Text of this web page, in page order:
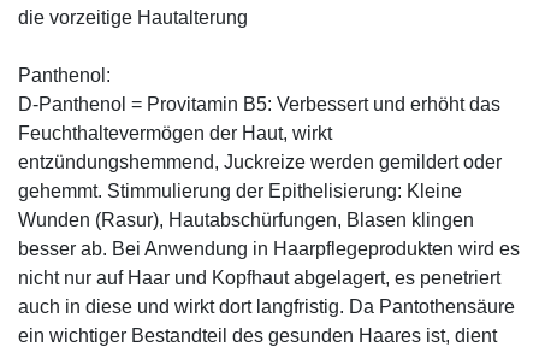
die vorzeitige Hautalterung
Panthenol:
D-Panthenol = Provitamin B5: Verbessert und erhöht das
Feuchthaltevermögen der Haut, wirkt
entzündungshemmend, Juckreize werden gemildert oder
gehemmt. Stimmulierung der Epithelisierung: Kleine
Wunden (Rasur), Hautabschürfungen, Blasen klingen
besser ab. Bei Anwendung in Haarpflegeprodukten wird es
nicht nur auf Haar und Kopfhaut abgelagert, es penetriert
auch in diese und wirkt dort langfristig. Da Pantothensäure
ein wichtiger Bestandteil des gesunden Haares ist, dient